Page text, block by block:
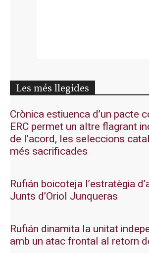
Les més llegides
Crònica estiuenca d’un pacte
ERC permet un altre flagrant
de l’acord, les seleccions
més sacrificades
Rufián boicoteja l’estratègia
Junts d’Oriol Junqueras
Rufián dinamita la unitat
amb un atac frontal al retorn